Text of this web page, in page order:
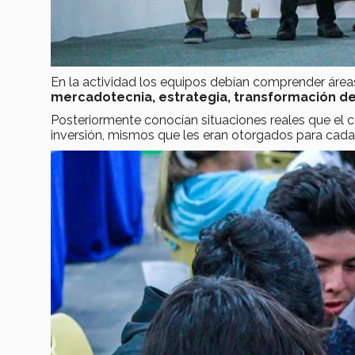
En la actividad los equipos debían comprender
mercadotecnia, estrategia, transformación
Posteriormente conocían situaciones reales que el
inversión, mismos que les eran otorgados para